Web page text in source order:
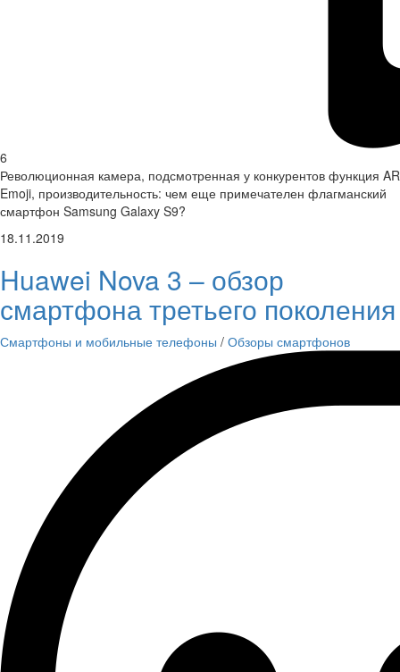
6
Революционная камера, подсмотренная у конкурентов функция AR
Emoji, производительность: чем еще примечателен флагманский
смартфон Samsung Galaxy S9?
18.11.2019
Huawei Nova 3 – обзор
смартфона третьего поколения
Смартфоны и мобильные телефоны / Обзоры смартфонов